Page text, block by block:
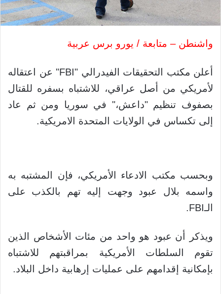
واشنطن – متابعة / يورو برس عربية
أعلن مكتب التحقيقات الفيدرالي "FBI" عن اعتقاله
لأمريكي من أصل عراقي، للاشتباه بسفره للقتال
بصفوف تنظيم "داعش،" في سوريا ومن ثم عاد
إلى تكساس في الولايات المتحدة الامريكية.
وبحسب مكتب الادعاء الأمريكي، فإن المشتبه به
واسمه بلال عبود وجهت إليه تهم بالكذب على
الـFBI
.
ويذكر أن عبود هو واحد من مئات الأشخاص الذين
تقوم السلطات الأمريكية بمراقبتهم للاشتباه
بإمكانية إقدامهم على عمليات إرهابية داخل البلاد.